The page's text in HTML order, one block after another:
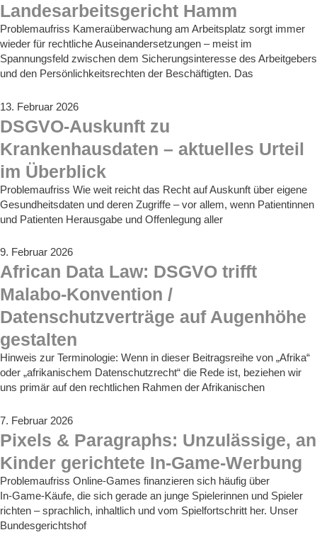
Landesarbeitsgericht Hamm
Problemaufriss Kameraüberwachung am Arbeitsplatz sorgt immer
wieder für rechtliche Auseinandersetzungen – meist im
Spannungsfeld zwischen dem Sicherungsinteresse des Arbeitgebers
und den Persönlichkeitsrechten der Beschäftigten. Das
13. Februar 2026
DSGVO-Auskunft zu
Krankenhausdaten – aktuelles Urteil
im Überblick
Problemaufriss Wie weit reicht das Recht auf Auskunft über eigene
Gesundheitsdaten und deren Zugriffe – vor allem, wenn Patientinnen
und Patienten Herausgabe und Offenlegung aller
9. Februar 2026
African Data Law: DSGVO trifft
Malabo-Konvention /
Datenschutzverträge auf Augenhöhe
gestalten
Hinweis zur Terminologie: Wenn in dieser Beitragsreihe von „Afrika“
oder „afrikanischem Datenschutzrecht“ die Rede ist, beziehen wir
uns primär auf den rechtlichen Rahmen der Afrikanischen
7. Februar 2026
Pixels & Paragraphs: Unzulässige, an
Kinder gerichtete In-Game-Werbung
Problemaufriss Online-Games finanzieren sich häufig über
In‑Game‑Käufe, die sich gerade an junge Spielerinnen und Spieler
richten – sprachlich, inhaltlich und vom Spielfortschritt her. Unser
Bundesgerichtshof